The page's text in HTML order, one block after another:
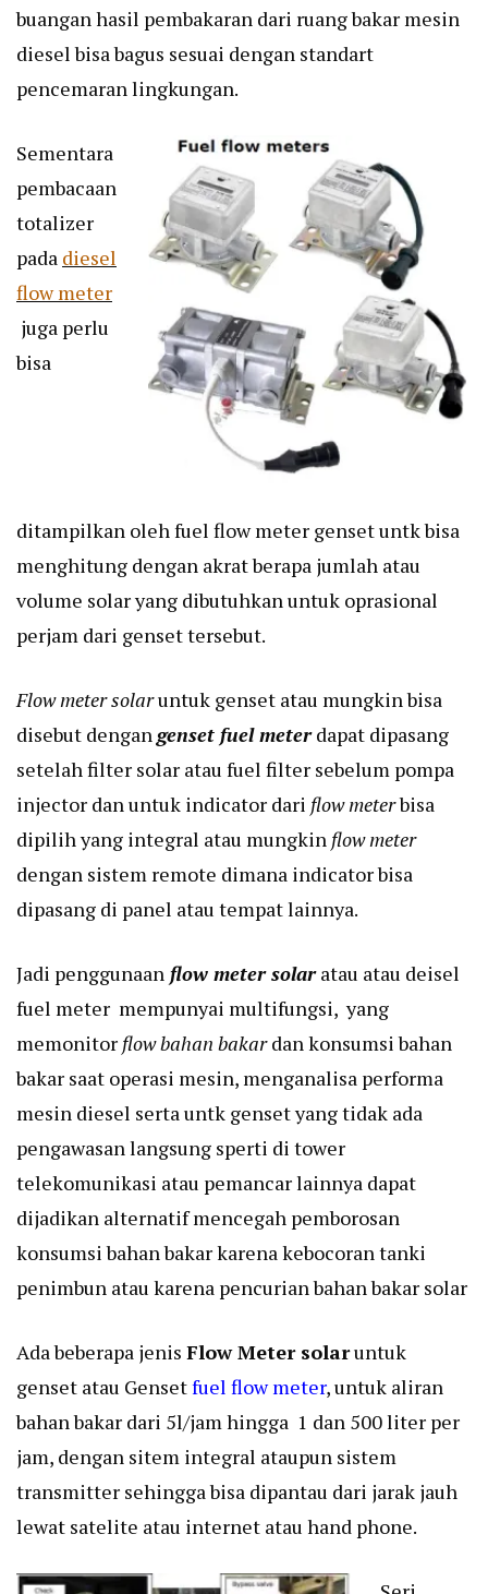
buangan hasil pembakaran dari ruang bakar mesin
diesel bisa bagus sesuai dengan standart
pencemaran lingkungan.
Sementara
pembacaan
totalizer
pada diesel
flow meter
juga perlu
bisa
ditampilkan oleh fuel flow meter genset untk bisa
menghitung dengan akrat berapa jumlah atau
volume solar yang dibutuhkan untuk oprasional
perjam dari genset tersebut.
Flow meter solaruntuk genset atau mungkin bisa
disebut dengangenset fuel meterdapat dipasang
setelah filter solar atau fuel filter sebelum pompa
injector dan untuk indicator dari flow meterbisa
dipilih yang integral atau mungkin flow meter
dengan sistem remote dimana indicator bisa
dipasang di panel atau tempat lainnya.
Jadi penggunaan flow meter solaratau atau deisel
fuel meter mempunyai multifungsi, yang
memonitor flow bahan bakardan konsumsi bahan
bakar saat operasi mesin, menganalisa performa
mesin diesel serta untk genset yang tidak ada
pengawasan langsung sperti di tower
telekomunikasi atau pemancar lainnya dapat
dijadikan alternatif mencegah pemborosan
konsumsi bahan bakar karena kebocoran tanki
penimbun atau karena pencurian bahan bakar solar
Ada beberapa jenis Flow Meter solaruntuk
genset atau Gensetfuel flow meter, untuk aliran
bahan bakar dari 5l/jam hingga 1 dan 500 liter per
jam, dengan sitem integral ataupun sistem
transmitter sehingga bisa dipantau dari jarak jauh
lewat satelite atau internet atau hand phone.